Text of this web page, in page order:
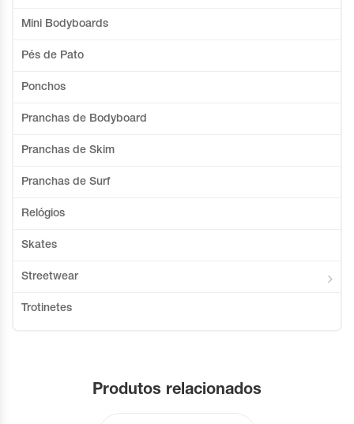
Mini Bodyboards
Pés de Pato
Ponchos
Pranchas de Bodyboard
Pranchas de Skim
Pranchas de Surf
Relógios
Skates
Streetwear
Trotinetes
Produtos relacionados